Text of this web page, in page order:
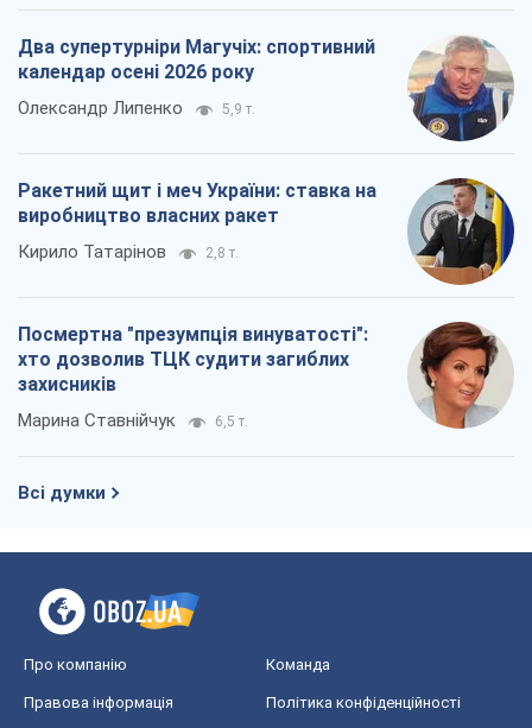
Два супертурніри Магучіх: спортивний
календар осені 2026 року
Олександр Липенко 5,9 т.
Ракетний щит і меч України: ставка на
виробництво власних ракет
Кирило Татарінов 2,8 т.
Посмертна "презумпція винуватості":
хто дозволив ТЦК судити загиблих
захисників
Марина Ставнійчук 6,5 т.
Всі думки
Про компанію Команда
Правова інформація Політика конфіденційності